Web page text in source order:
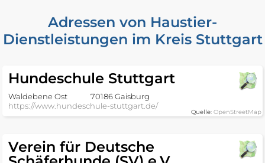
Adressen von Haustier-
Dienstleistungen im Kreis Stuttgart
Hundeschule Stuttgart
Waldebene Ost
70186 Gaisburg
https://www.hundeschule-stuttgart.de/
Quelle: OpenStreetMap
Verein für Deutsche